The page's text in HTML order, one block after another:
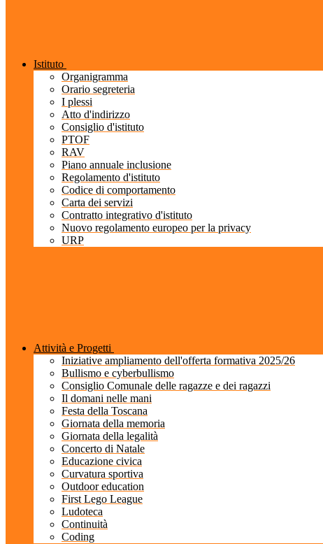
Istituto
Organigramma
Orario segreteria
I plessi
Atto d'indirizzo
Consiglio d'istituto
PTOF
RAV
Piano annuale inclusione
Regolamento d'istituto
Codice di comportamento
Carta dei servizi
Contratto integrativo d'istituto
Nuovo regolamento europeo per la privacy
URP
Attività e Progetti
Iniziative ampliamento dell'offerta formativa 2025/26
Bullismo e cyberbullismo
Consiglio Comunale delle ragazze e dei ragazzi
Il domani nelle mani
Festa della Toscana
Giornata della memoria
Giornata della legalità
Concerto di Natale
Educazione civica
Curvatura sportiva
Outdoor education
First Lego League
Ludoteca
Continuità
Coding